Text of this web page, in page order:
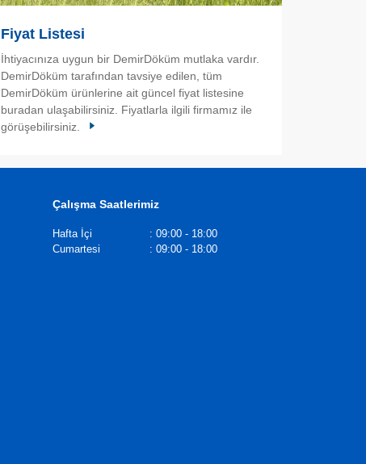
Fiyat Listesi
İhtiyacınıza uygun bir DemirDöküm mutlaka vardır.
DemirDöküm tarafından tavsiye edilen, tüm
DemirDöküm ürünlerine ait güncel fiyat listesine
buradan ulaşabilirsiniz. Fiyatlarla ilgili firmamız ile
görüşebilirsiniz.
Çalışma Saatlerimiz
Hafta İçi : 09:00 - 18:00
Cumartesi
: 09:00 - 18:00